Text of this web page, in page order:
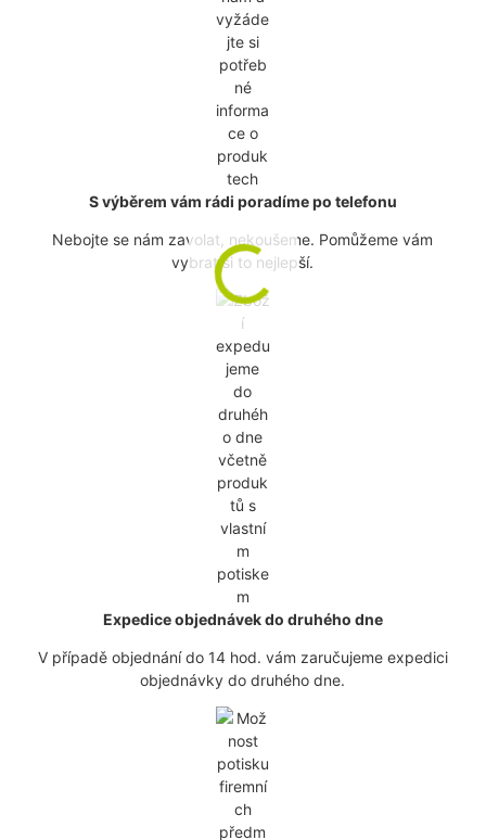
S výběrem vám rádi poradíme po telefonu
Nebojte se nám zavolat, nekoušeme. Pomůžeme vám
vybrat si to nejlepší.
Expedice objednávek do druhého dne
V případě objednání do 14 hod. vám zaručujeme expedici
objednávky do druhého dne.